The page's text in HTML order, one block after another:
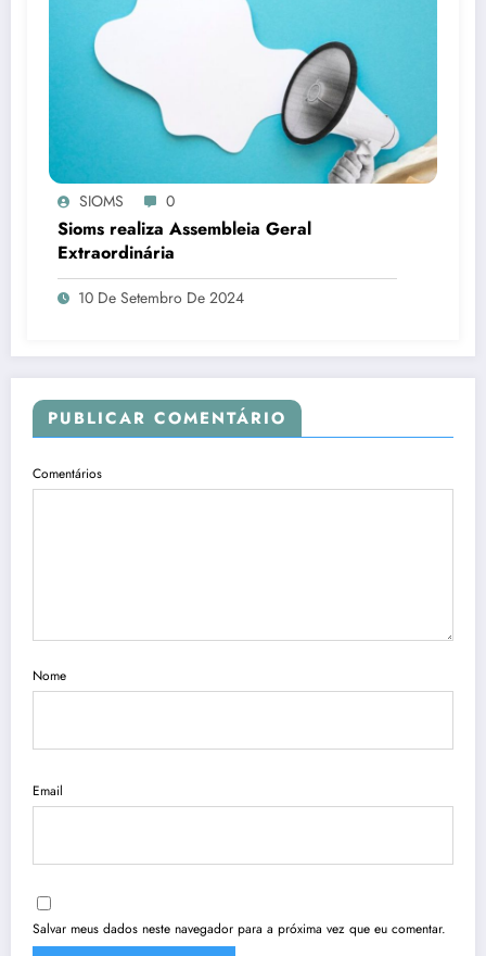
SIOMS 0
Sioms realiza Assembleia Geral
Extraordinária
10 De Setembro De 2024
PUBLICAR COMENTÁRIO
Comentários
Nome
Email
Salvar meus dados neste navegador para a próxima vez que eu comentar.